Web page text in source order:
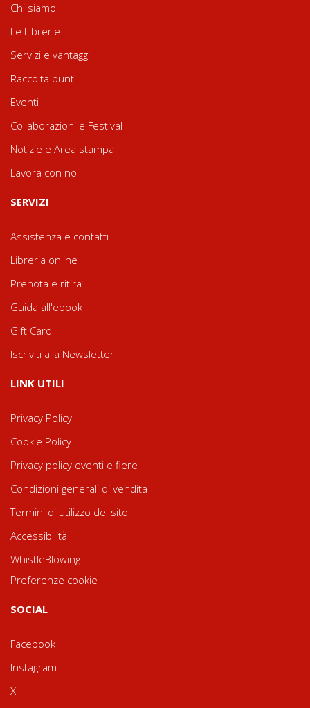
Chi siamo
Le Librerie
Servizi e vantaggi
Raccolta punti
Eventi
Collaborazioni e Festival
Notizie e Area stampa
Lavora con noi
SERVIZI
Assistenza e contatti
Libreria online
Prenota e ritira
Guida all'ebook
Gift Card
Iscriviti alla Newsletter
LINK UTILI
Privacy Policy
Cookie Policy
Privacy policy eventi e fiere
Condizioni generali di vendita
Termini di utilizzo del sito
Accessibilità
WhistleBlowing
Preferenze cookie
SOCIAL
Facebook
Instagram
X